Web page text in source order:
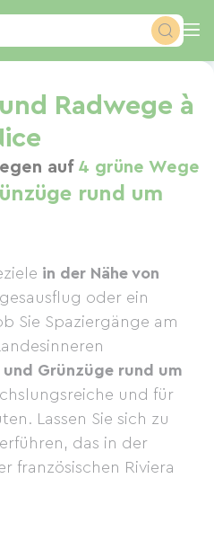
Radwege à
auf 4 grüne Wege
rund um
in der Nähe von
oder ein
Sie Spaziergänge am
und Grünzüge rund um
und für
Lassen Sie sich zu
das in der
französischen Riviera